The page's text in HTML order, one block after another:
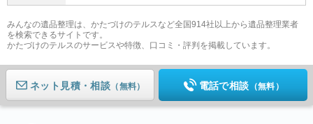
みんなの遺品整理は、かたづけのテルスなど全国914社以上から遺品整理業者
を検索できるサイトです。
かたづけのテルスのサービスや特徴、口コミ・評判を掲載しています。
ネット見積 （無料） 電話で相談 （無料）